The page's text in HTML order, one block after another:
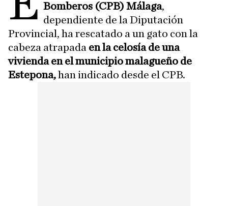
Bomberos (CPB) Málaga,
dependiente de la Diputación
Provincial, ha rescatado a un gato con la
cabeza atrapada en la celosía de una
vivienda en el municipio malagueño de
Estepona,han indicado desde el CPB.